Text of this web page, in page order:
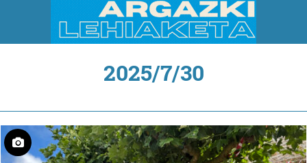
2025/7/30